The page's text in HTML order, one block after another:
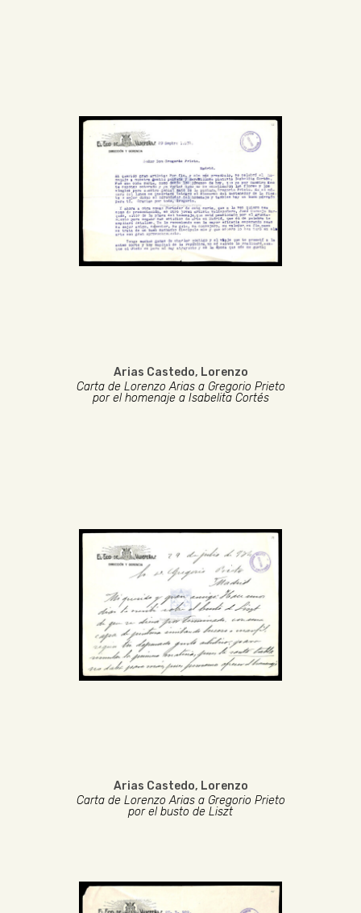
Arias Castedo, Lorenzo
Carta de Lorenzo Arias a Gregorio Prieto
por el homenaje a Isabelita Cortés
Arias Castedo, Lorenzo
Carta de Lorenzo Arias a Gregorio Prieto
por el busto de Liszt